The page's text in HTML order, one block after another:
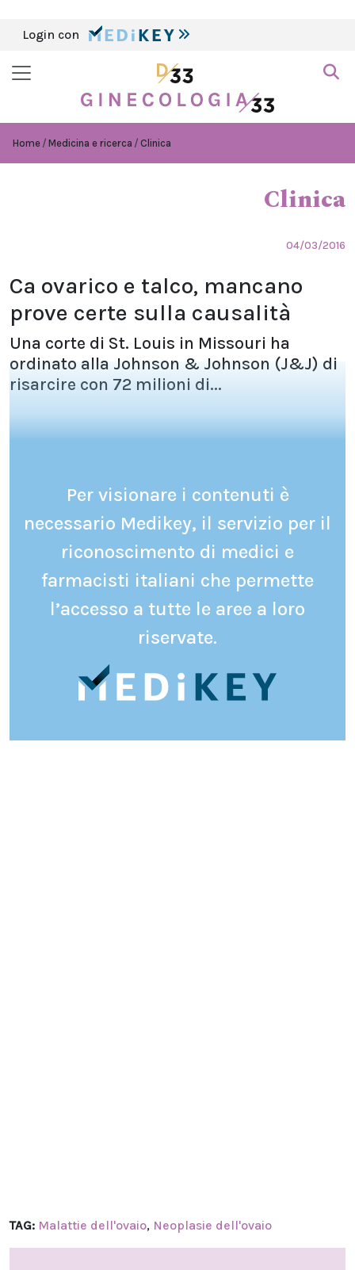
Login con
Home Medicina e ricerca Clinica
Clinica
04/03/2016
Ca ovarico e talco, mancano
prove certe sulla causalità
Una corte di St. Louis in Missouri ha
ordinato alla Johnson & Johnson (J&J) di
risarcire con 72 milioni di...
Per visionare i contenuti è
necessario Medikey, il servizio per il
riconoscimento di medici e
farmacisti italiani che permette
l’accesso a tutte le aree a loro
riservate.
TAG: Malattie dell'ovaio, Neoplasie dell'ovaio